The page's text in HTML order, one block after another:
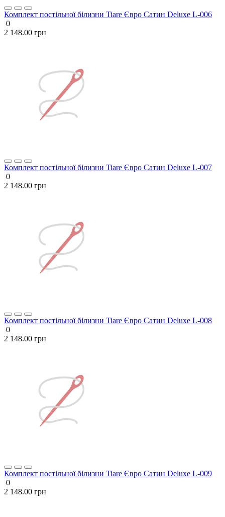
Комплект постільної білизни Tiare Євро Сатин Deluxe L-006
0
2 148.00 грн
Комплект постільної білизни Tiare Євро Сатин Deluxe L-007
0
2 148.00 грн
Комплект постільної білизни Tiare Євро Сатин Deluxe L-008
0
2 148.00 грн
Комплект постільної білизни Tiare Євро Сатин Deluxe L-009
0
2 148.00 грн